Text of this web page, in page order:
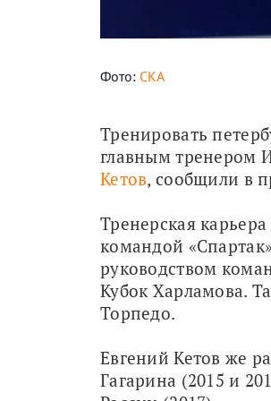
Фото: СКА
Тренировать
главным тренером
Кетов, сообщили в
Тренерская
командой
руководством
Кубок Харламова.
Торпедо.
Евгений Кетов же
Гагарина (2015 и